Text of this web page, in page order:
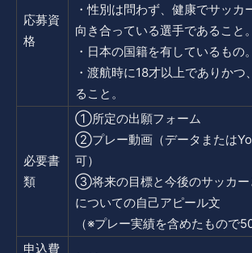
応募資
格
・性別は問わず、健康でサッカ
向き合っている選手であること。
・日本の国籍を有しているもの。
・渡航時に18才以上でありかつ
ること。
必要書
類
①所定の出願フォーム
②プレー動画（データまたは
可）
③将来の目標と今後のサッカー
についての自己アピール文
（※プレー実績を含めたもので
申込費